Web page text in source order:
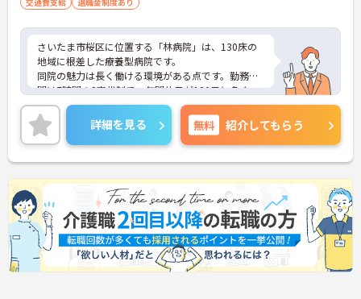
さいたま市桜区に位置する「林病院」は、130床の
地域に根差した療養型病院です。
同院の魅力は長く働ける環境がある点です。勤務時
間は7時間の2交代制で、年間休日が120日と多く、
プライベートな時間も確保でき、メリハリをつけた
ご就業が可能です◎
「中浦和駅」「南与野駅」からは徒歩圏内で、無料
駐車場が完備されているためマイカー通勤でも可能
です。
ワークライフバランスを重視したい方には働きやす
くオススメな求人です！
詳細を見る 無料 紹介してもらう